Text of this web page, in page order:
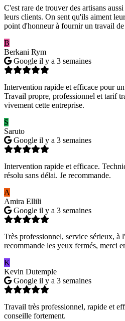
C'est rare de trouver des artisans
leurs clients. On sent qu'ils aiment
point d'honneur à fournir un travail
B
Berkani Rym
Google il y a 3 semaines
Intervention rapide et efficace pour
Travail propre, professionnel et tarif
vivement cette entreprise.
S
Saruto
Google il y a 3 semaines
Intervention rapide et efficace.
résolu sans délai. Je recommande.
A
Amira Ellili
Google il y a 3 semaines
Très professionnel, service sérieux, à
recommande les yeux fermés, merci
K
Kevin Dutemple
Google il y a 3 semaines
Travail très professionnel, rapide et
conseille fortement.